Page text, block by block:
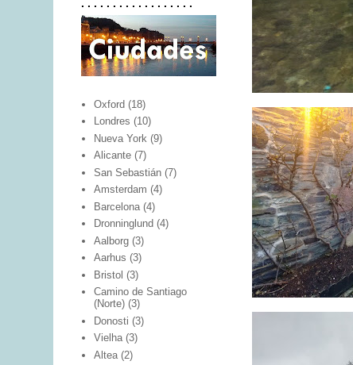
. . . . . . . . . . . . . . . . . .
Oxford (18)
Londres (10)
Nueva York (9)
Alicante (7)
San Sebastián (7)
Amsterdam (4)
Barcelona (4)
Dronninglund (4)
Aalborg (3)
Aarhus (3)
Bristol (3)
Camino de Santiago
(Norte) (3)
Donosti (3)
Vielha (3)
Altea (2)